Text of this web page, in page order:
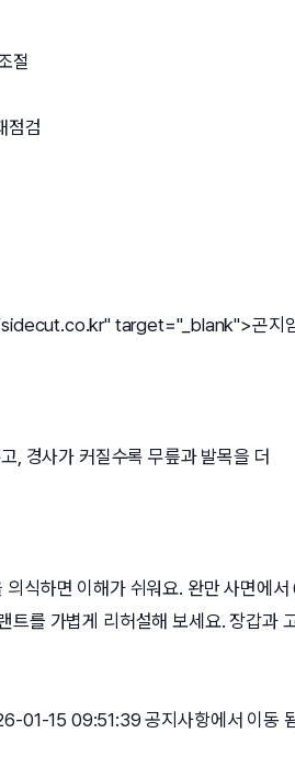
절
점검
" target="_blank">곤지
, 경사가 커질수록 무릎과 발목을 더
식하면 이해가 쉬워요. 완만 사면에
트를 가볍게 리허설해 보세요. 장갑과
01-15 09:51:39 공지사항에서 이동